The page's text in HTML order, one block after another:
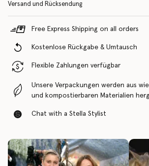
Versand und Rücksendung
Free Express Shipping on all orders
Kostenlose Rückgabe & Umtausch
Flexible Zahlungen verfügbar
Unsere Verpackungen werden aus
und kompostierbaren Materialien
Chat with a Stella Stylist